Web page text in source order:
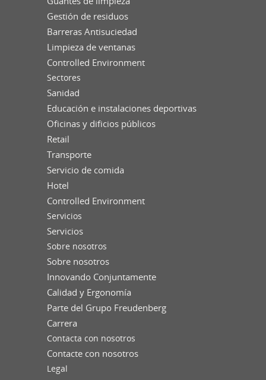
Gestión de residuos
Barreras Antisuciedad
Limpieza de ventanas
Controlled Environment
Sectores
Sanidad
Educación e instalaciones deportivas
Oficinas y dificios públicos
Retail
Transporte
Servicio de comida
Hotel
Controlled Environment
Servicios
Servicios
Sobre nosotros
Sobre nosotros
Innovando Conjuntamente
Calidad y Ergonomía
Parte del Grupo Freudenberg
Carrera
Contacta con nosotros
Contacte con nosotros
Legal